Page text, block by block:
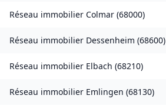
Réseau immobilier Colmar (68000)
Réseau immobilier Dessenheim (68600)
Réseau immobilier Elbach (68210)
Réseau immobilier Emlingen (68130)